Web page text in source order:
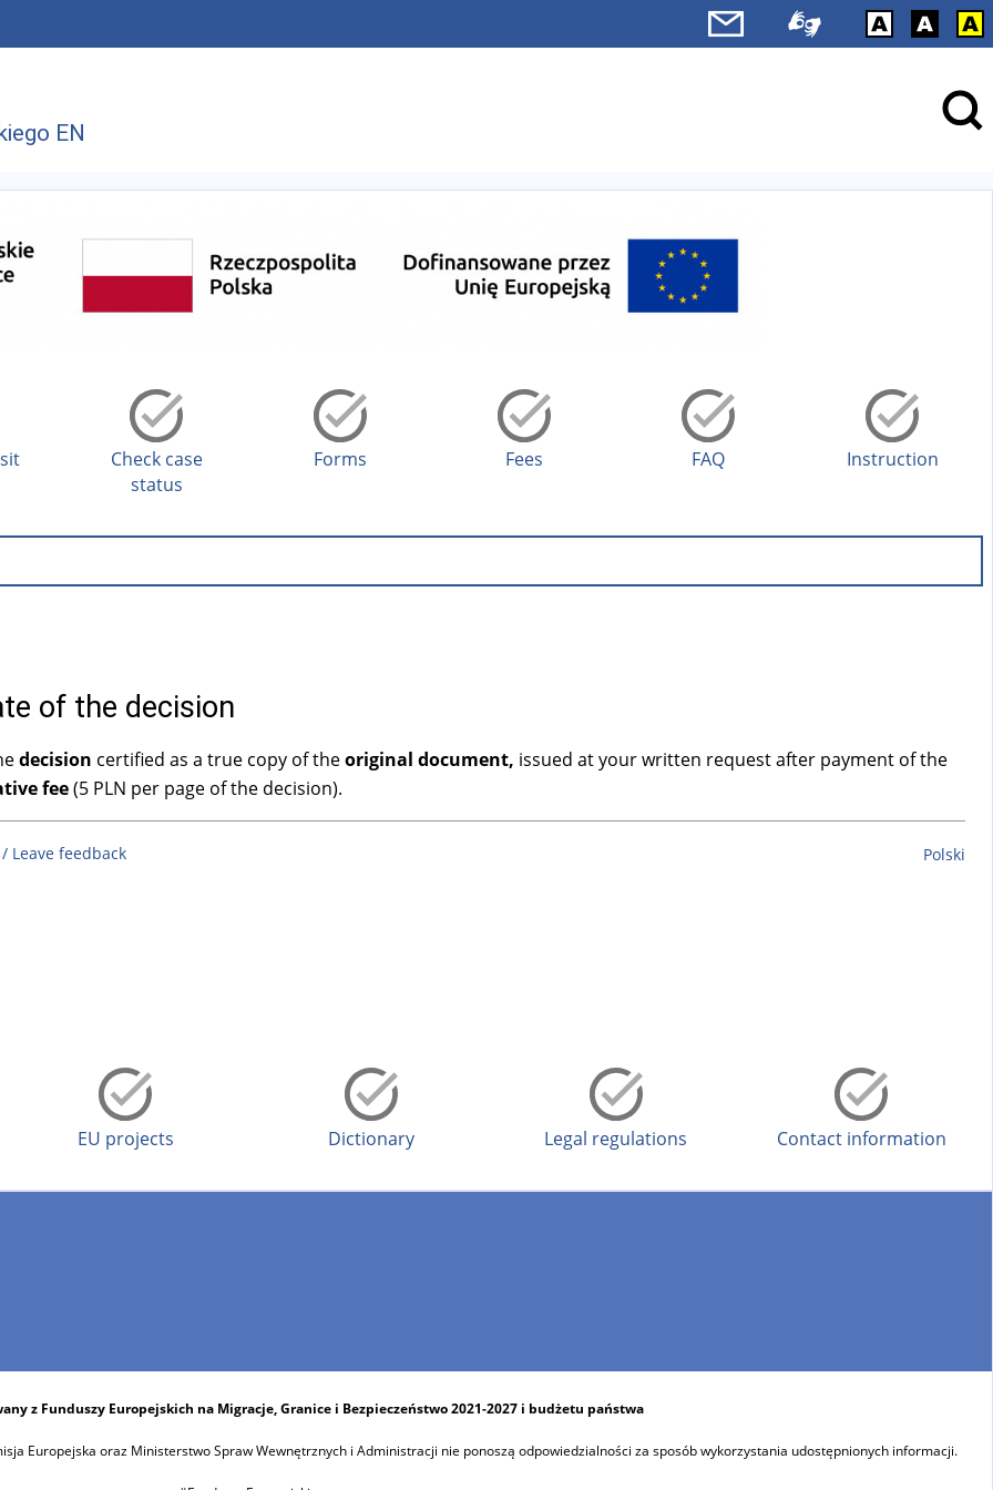
EN
Check case
status
Forms Fees FAQ Instruction
of the decision
decision certified as a true copy of theoriginal document, issued at your written request after payment of the
fee(5 PLN per page of the decision).
Leave feedback Polski
EU projects Dictionary Legal regulations Contact information
z Funduszy Europejskich na Migracje, Granice i Bezpieczeństwo 2021-2027 i budżetu państwa
Europejska oraz Ministerstwo Spraw Wewnętrznych i Administracji nie ponoszą odpowiedzialności za sposób wykorzystania udostępnionych informacji.